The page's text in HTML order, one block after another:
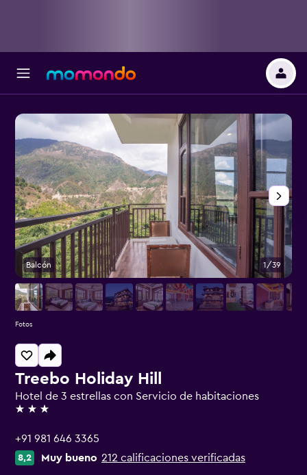
Treebo Holiday Hill
Hotel de 3 estrellas con Servicio de habitaciones
3 estrellas
+91 981 646 3365
8,2 Muy bueno 212 calificaciones verificadas
Balcón 1/39
Fotos